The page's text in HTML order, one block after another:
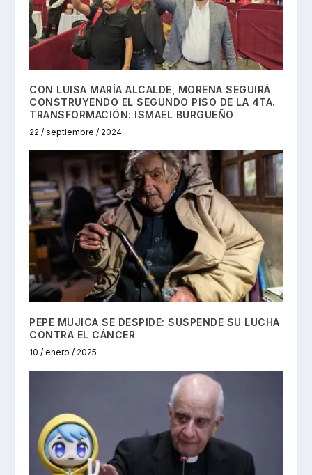
CON LUISA MARÍA ALCALDE, MORENA SEGUIRÁ
CONSTRUYENDO EL SEGUNDO PISO DE LA 4TA.
TRANSFORMACIÓN: ISMAEL BURGUEÑO
22 / septiembre / 2024
PEPE MUJICA SE DESPIDE: SUSPENDE SU LUCHA
CONTRA EL CÁNCER
10 / enero / 2025